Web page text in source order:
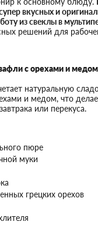
вкусных и
из свеклы в
решений для
с орехами и медом
натуральную
и медом, что
или перекуса.
пюре
муки
грецких орехов